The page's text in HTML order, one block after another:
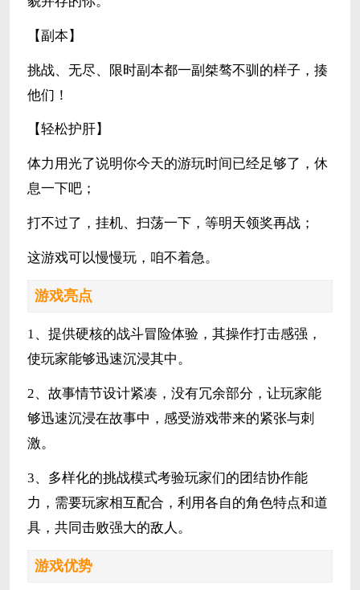
【副本】
挑战、无尽、限时副本都一副桀骜不驯的样子，揍
他们！
【轻松护肝】
体力用光了说明你今天的游玩时间已经足够了，休
息一下吧；
打不过了，挂机、扫荡一下，等明天领奖再战；
这游戏可以慢慢玩，咱不着急。
游戏亮点
1、提供硬核的战斗冒险体验，其操作打击感强，
使玩家能够迅速沉浸其中。
2、故事情节设计紧凑，没有冗余部分，让玩家能
够迅速沉浸在故事中，感受游戏带来的紧张与刺
激。
3、多样化的挑战模式考验玩家们的团结协作能
力，需要玩家相互配合，利用各自的角色特点和道
具，共同击败强大的敌人。
游戏优势